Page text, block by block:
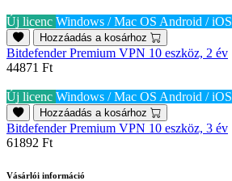
Új licenc Windows / Mac OS Android / iOS
Hozzáadás a kosárhoz
Bitdefender Premium VPN 10 eszköz, 2 év
44871 Ft
Új licenc Windows / Mac OS Android / iOS
Hozzáadás a kosárhoz
Bitdefender Premium VPN 10 eszköz, 3 év
61892 Ft
Vásárlói információ